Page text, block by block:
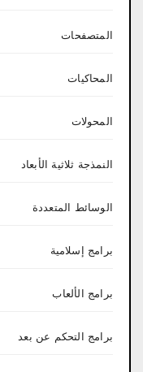
المتصفحات
المحاكيات
المحولات
النمذجة ثلاثية الأبعاد
الوسائط المتعددة
برامج إسلامية
برامج الألعاب
برامج التحكم عن بعد